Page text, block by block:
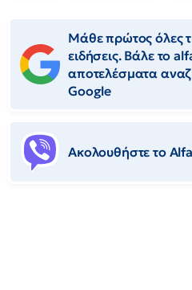
Μάθε πρώτος όλες
ειδήσεις. Βάλε το
αποτελέσματα
Google
Ακολουθήστε το